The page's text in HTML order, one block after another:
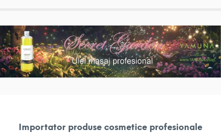
Importator produse cosmetice profesionale